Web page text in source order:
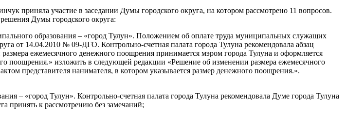
приняла участие в заседании Думы городского округа, на котором рассмотрено 11 вопросов.
Думы городского округа:
образования – «город Тулун». Положением об оплате труда муниципальных служащих
от 14.04.2010 № 09-ДГО. Контрольно-счетная палата города Тулуна рекомендовала абзац
ежемесячного денежного поощрения принимается мэром города Тулуна и оформляется
поощрения.» изложить в следующей редакции «Решение об изменении размера ежемесячного
представителя нанимателя, в котором указывается размер денежного поощрения.».
– «город Тулун». Контрольно-счетная палата города Тулуна рекомендовала Думе города Тулуна
принять к рассмотрению без замечаний;